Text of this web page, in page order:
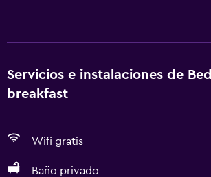
Servicios e instalaciones de
breakfast
Wifi gratis
Baño privado